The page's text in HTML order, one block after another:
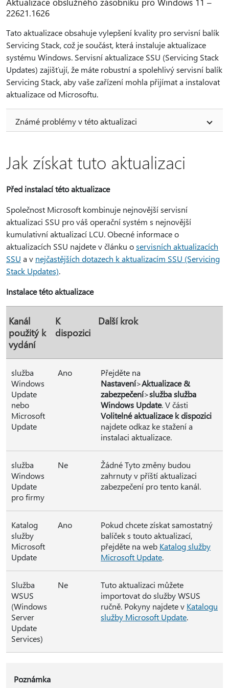
22621.1626
Tato aktualizace obsahuje vylepšení kvality pro servisní balík
Servicing Stack, což je součást, která instaluje aktualizace
systému Windows. Servisní aktualizace SSU (Servicing Stack
Updates) zajišťují, že máte robustní a spolehlivý servisní balík
Servicing Stack, aby vaše zařízení mohla přijímat a instalovat
aktualizace od Microsoftu.
Známé problémy v této aktualizaci
Jak získat tuto aktualizaci
Před instalací této aktualizace
Společnost Microsoft kombinuje nejnovější servisní
aktualizaci SSU pro váš operační systém s nejnovější
kumulativní aktualizací LCU. Obecné informace o
aktualizacích SSU najdete v článku oservisních aktualizacích
SSU a v nejčastějších dotazech k aktualizacím SSU (Servicing
Stack Updates).
Instalace této aktualizace
Kanál
použitý k
vydání
K
dispozici
Další krok
služba
Windows
Update
nebo
Microsoft
Update
Ano
Přejděte na
Nastavení>Aktualizace &
zabezpečení>služba služba
Windows Update. V části
Volitelné aktualizace k dispozici
najdete odkaz ke stažení a
instalaci aktualizace.
služba
Windows
Update
pro firmy
Ne
Žádné Tyto změny budou
zahrnuty v příští aktualizaci
zabezpečení pro tento kanál.
Katalog
služby
Microsoft
Update
Ano
Pokud chcete získat samostatný
balíček s touto aktualizací,
přejděte na web Katalog služby
Microsoft Update.
Služba
WSUS
(Windows
Server
Update
Services)
Ne
Tuto aktualizaci můžete
importovat do služby WSUS
ručně. Pokyny najdete v Katalogu
služby Microsoft Update.
Poznámka